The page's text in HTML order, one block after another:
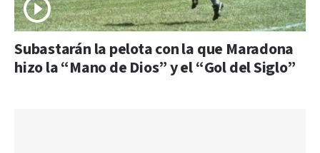
Subastarán la pelota con la que Maradona
hizo la “Mano de Dios” y el “Gol del Siglo”